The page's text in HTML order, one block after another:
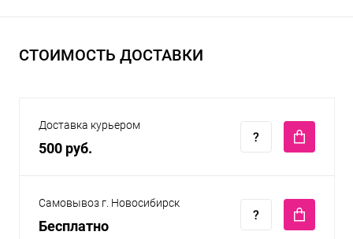
СТОИМОСТЬ ДОСТАВКИ
Доставка курьером
500 руб.
Самовывоз г. Новосибирск
Бесплатно